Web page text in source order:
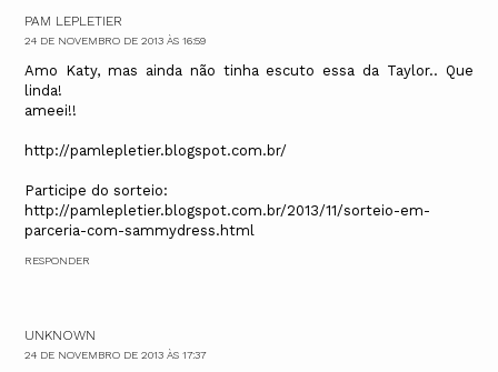
PAM LEPLETIER
24 DE NOVEMBRO DE 2013 ÀS 16:59
Amo Katy, mas ainda não tinha escuto essa da Taylor.. Que
linda!
ameei!!
http://pamlepletier.blogspot.com.br/
Participe do sorteio:
http://pamlepletier.blogspot.com.br/2013/11/sorteio-em-
parceria-com-sammydress.html
RESPONDER
UNKNOWN
24 DE NOVEMBRO DE 2013 ÀS 17:37